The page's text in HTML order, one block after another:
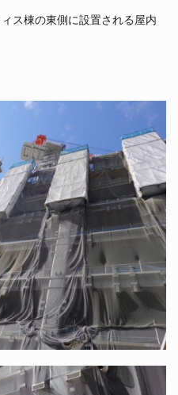
ス棟の東側に設置される屋内